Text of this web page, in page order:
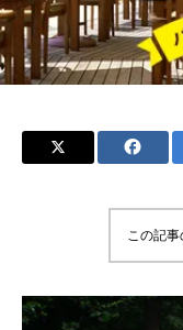
この記